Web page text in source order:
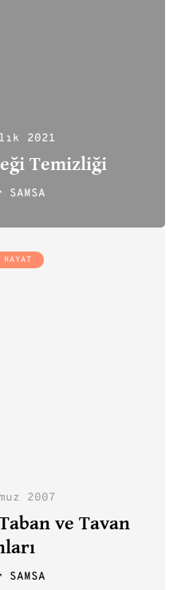
2021
Temizliği
SAMSA
HAYAT
2007
ve Tavan
SAMSA